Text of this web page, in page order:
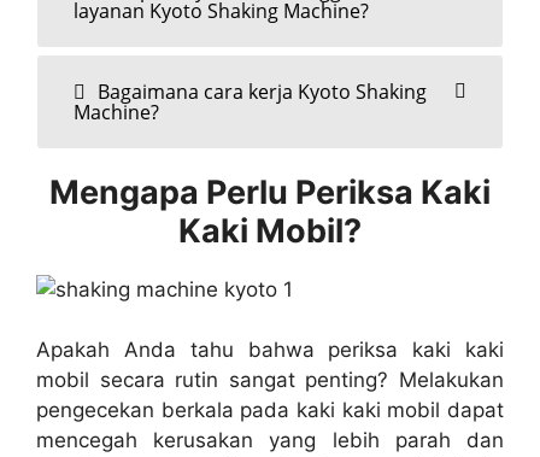
layanan Kyoto Shaking Machine?
Bagaimana cara kerja Kyoto Shaking
Machine?
Mengapa Perlu Periksa Kaki
Kaki Mobil?
Apakah Anda tahu bahwa periksa kaki kaki
mobil secara rutin sangat penting? Melakukan
pengecekan berkala pada kaki kaki mobil dapat
mencegah kerusakan yang lebih parah dan